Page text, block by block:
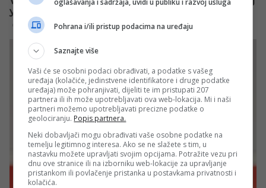
oglašavanja i sadržaja, uvidi u publiku i razvoj usluga
Pohrana i/ili pristup podacima na uređaju
Saznajte više
Vaši će se osobni podaci obrađivati, a podatke s vašeg
uređaja (kolačiće, jedinstvene identifikatore i druge podatke
uređaja) može pohranjivati, dijeliti te im pristupati 207
partnera ili ih može upotrebljavati ova web-lokacija. Mi i naši
partneri možemo upotrebljavati precizne podatke o
geolociranju. Popis partnera.
Neki dobavljači mogu obrađivati vaše osobne podatke na
temelju legitimnog interesa. Ako se ne slažete s tim, u
nastavku možete upravljati svojim opcijama. Potražite vezu pri
dnu ove stranice ili na izborniku web-lokacije za upravljanje
pristankom ili povlačenje pristanka u postavkama privatnosti i
kolačića.